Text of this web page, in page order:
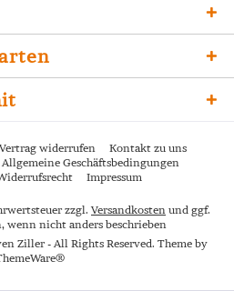
Vertrag widerrufen
Kontakt zu uns
Allgemeine Geschäftsbedingungen
Impressum
zzgl. Versandkosten und ggf.
wenn nicht anders beschrieben
Ziller - All Rights Reserved. Theme by